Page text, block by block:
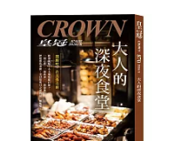
Harry(2867)
Murphy(2860)
Houghton Mifflin
悅文社(2141)
中國文史出版社(2127)